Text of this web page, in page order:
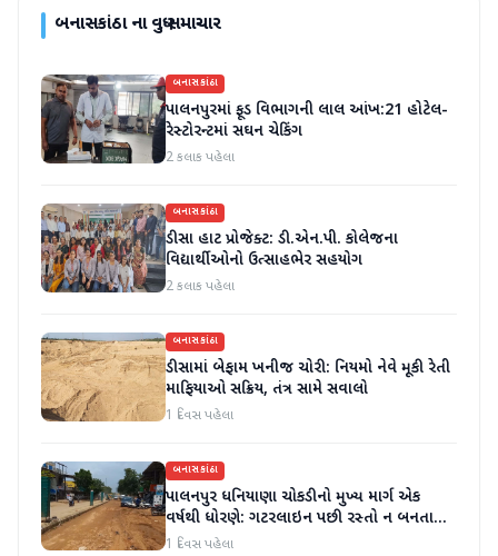
બનાસકાંઠાના વધુ સમાચાર
બનાસકાંઠા
પાલનપુરમાં ફૂડ વિભાગની લાલ આંખ:21 હોટેલ-
રેસ્ટોરન્ટમાં સઘન ચેકિંગ
2 કલાક પહેલા
બનાસકાંઠા
ડીસા હાટ પ્રોજેક્ટ: ડી.એન.પી. કોલેજના
વિદ્યાર્થીઓનો ઉત્સાહભેર સહયોગ
2 કલાક પહેલા
બનાસકાંઠા
ડીસામાં બેફામ ખનીજ ચોરી: નિયમો નેવે મૂકી રેતી
માફિયાઓ સક્રિય, તંત્ર સામે સવાલો
1 દિવસ પહેલા
બનાસકાંઠા
પાલનપુર ધનિયાણા ચોકડીનો મુખ્ય માર્ગ એક
વર્ષથી ધોરણે: ગટરલાઇન પછી રસ્તો ન બનતા
હાલાકી
1 દિવસ પહેલા